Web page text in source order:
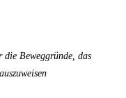
Beweggründe, das